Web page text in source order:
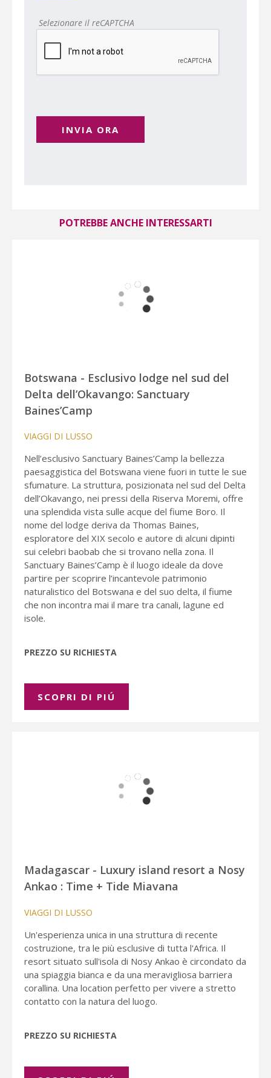
Selezionare il reCAPTCHA
INVIA ORA
POTREBBE ANCHE INTERESSARTI
Botswana - Esclusivo lodge nel sud del
Delta dell’Okavango: Sanctuary
Baines’Camp
VIAGGI DI LUSSO
Nell’esclusivo Sanctuary Baines’Camp la bellezza
paesaggistica del Botswana viene fuori in tutte le sue
sfumature. La struttura, posizionata nel sud del Delta
dell’Okavango, nei pressi della Riserva Moremi, offre
una splendida vista sulle acque del fiume Boro. Il
nome del lodge deriva da Thomas Baines,
esploratore del XIX secolo e autore di alcuni dipinti
sui celebri baobab che si trovano nella zona. Il
Sanctuary Baines’Camp è il luogo ideale da dove
partire per scoprire l’incantevole patrimonio
naturalistico del Botswana e del suo delta, il fiume
che non incontra mai il mare tra canali, lagune ed
isole.
PREZZO SU RICHIESTA
SCOPRI DI PIÚ
Madagascar - Luxury island resort a Nosy
Ankao : Time + Tide Miavana
VIAGGI DI LUSSO
Un'esperienza unica in una struttura di recente
costruzione, tra le più esclusive di tutta l'Africa. Il
resort situato sull'isola di Nosy Ankao è circondato da
una spiaggia bianca e da una meravigliosa barriera
corallina. Una location perfetto per vivere a stretto
contatto con la natura del luogo.
PREZZO SU RICHIESTA